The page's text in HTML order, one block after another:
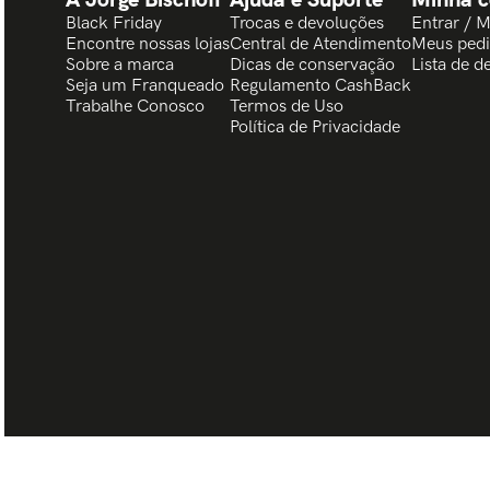
Black Friday
Encontre nossas lojas
Sobre a marca
Seja um Franqueado
Trabalhe Conosco
Trocas e devoluções
Central de Atendimento
Dicas de conservação
Regulamento CashBack
Termos de Uso
Política de Privacidade
Entrar /
Meus
Lista de